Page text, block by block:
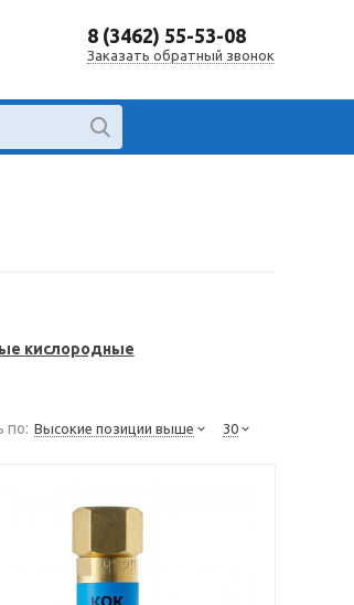
8 (3462) 55-53-08
Заказать обратный звонок
кислородные
по: Высокие позиции выше 30